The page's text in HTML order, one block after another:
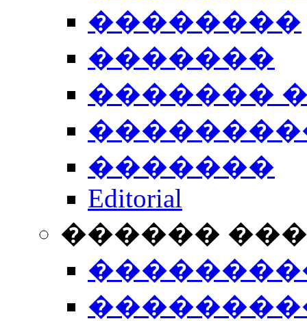
��������
�������
�������
�������
Editorial
������